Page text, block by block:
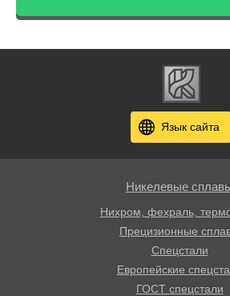
Язык сайта
Никелевые
Нихром, фехраль,
Прецизионные
Спецстали
Европейские
ГОСТ спецстали